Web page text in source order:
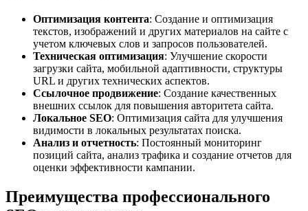
Оптимизация контента: Создание и оптимизация
текстов, изображений и других материалов на сайте с
учетом ключевых слов и запросов пользователей.
Техническая оптимизация: Улучшение скорости
загрузки сайта, мобильной адаптивности, структуры
URL и других технических аспектов.
Ссылочное продвижение: Создание качественных
внешних ссылок для повышения авторитета сайта.
Локальное SEO: Оптимизация сайта для улучшения
видимости в локальных результатах поиска.
Анализ и отчетность: Постоянный мониторинг
позиций сайта, анализ трафика и создание отчетов для
оценки эффективности кампании.
Преимущества профессионального